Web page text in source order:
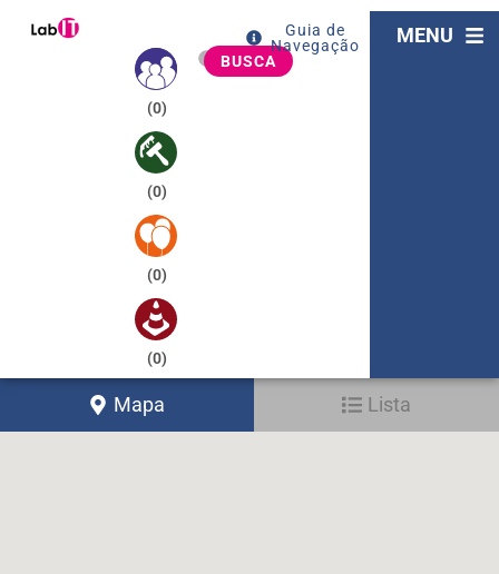
(0)
(0)
(0)
(0)
BUSCA
Guia de
Navegação
MENU
Mapa Lista